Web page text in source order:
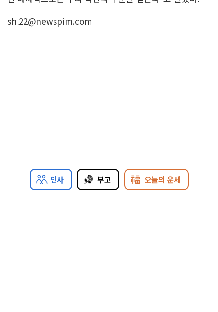
shl22@newspim.com
인사 부고 오늘의 운세